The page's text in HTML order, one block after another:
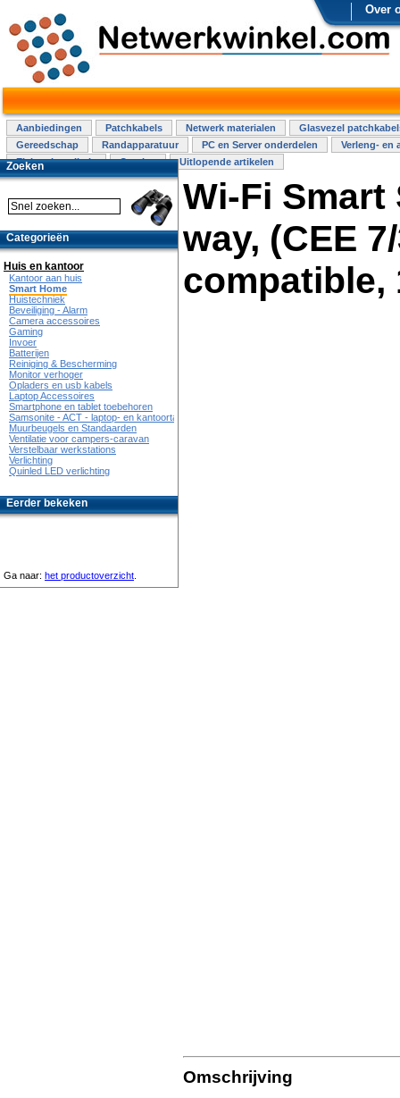
Over
Aanbiedingen Patchkabels Netwerk materialen
Glasvezel
Gereedschap
Randapparatuur PC en Server onderdelen
Verleng- en
Elektra installatie
Overige Uitlopende artikelen
Wi-Fi
way, (CEE
compatible,
Omschrijving
Zoeken
Categorieën
Huis en kantoor
Kantoor aan huis
Smart Home
Huistechniek
Beveiliging - Alarm
Camera accessoires
Gaming
Invoer
Batterijen
Reiniging & Bescherming
Monitor verhoger
Opladers en usb kabels
Laptop Accessoires
Smartphone en tablet toebehoren
Samsonite - ACT - laptop- en kantoortassen
Muurbeugels en Standaarden
Ventilatie voor campers-caravan
Verstelbaar werkstations
Verlichting
Quinled LED verlichting
Eerder bekeken
Ga naar: het productoverzicht